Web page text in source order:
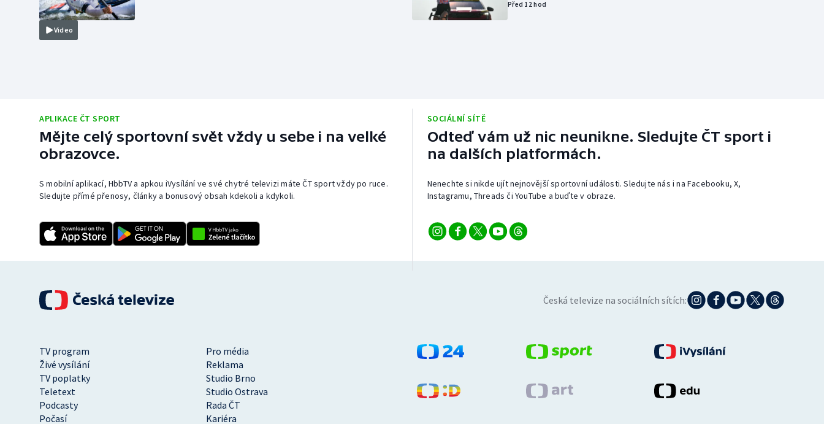
Video
Před 12 hod
APLIKACE ČT SPORT
Mějte celý sportovní svět vždy u sebe i na velké
obrazovce.
S mobilní aplikací, HbbTV a apkou iVysílání ve své chytré televizi máte ČT sport vždy po ruce.
Sledujte přímé přenosy, články a bonusový obsah kdekoli a kdykoli.
SOCIÁLNÍ SÍTĚ
Odteď vám už nic neunikne. Sledujte ČT sport i
na dalších platformách.
Nenechte si nikde ujít nejnovější sportovní události. Sledujte nás i na Facebooku, X,
Instagramu, Threads či YouTube a buďte v obraze.
Česká televize na sociálních sítích:
TV program
Pro média
Živé vysílání
Reklama
TV poplatky
Studio Brno
Teletext
Studio Ostrava
Podcasty
Rada ČT
Počasí
Kariéra